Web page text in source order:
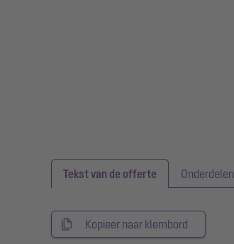
Tekst van de offerte Onderdelen
Kopieer naar klembord